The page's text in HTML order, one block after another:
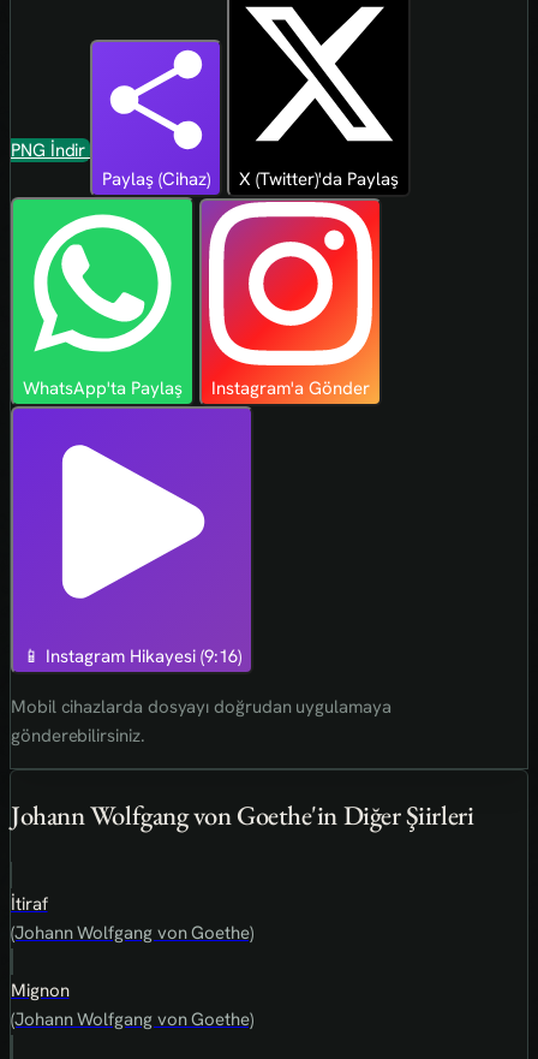
PNG İndir
Paylaş (Cihaz)
X (Twitter)'da Paylaş
WhatsApp'ta Paylaş Instagram'a Gönder
📱 Instagram Hikayesi (9:16)
Mobil cihazlarda dosyayı doğrudan uygulamaya
gönderebilirsiniz.
Johann Wolfgang von Goethe'in Diğer Şiirleri
İtiraf
(Johann Wolfgang von Goethe)
Mignon
(Johann Wolfgang von Goethe)